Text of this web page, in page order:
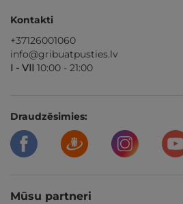
Kontakti
+37126001060
info@gribuatpusties.lv
I - VII 10:00 - 21:00
Draudzēsimies:
Mūsu partneri